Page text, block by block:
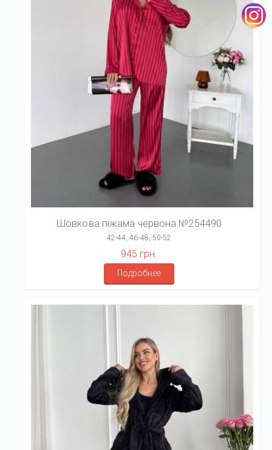
Шовкова піжама червона №254490
42-44, 46-48, 50-52
945 грн.
Подробнее